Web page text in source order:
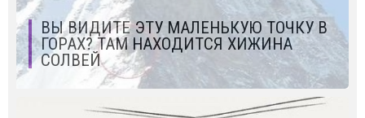
ВЫ ВИДИТЕ ЭТУ МАЛЕНЬКУЮ ТОЧКУ В
ГОРАХ? ТАМ НАХОДИТСЯ ХИЖИНА
СОЛВЕЙ